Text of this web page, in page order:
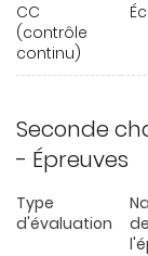
CC
(contrôle
continu)
Seconde
- Épreuves
Type
d'évaluation
de